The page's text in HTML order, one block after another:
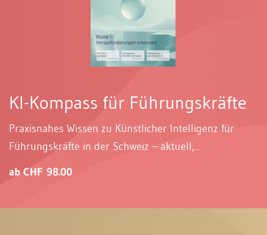
KI-Kompass für Führungskräfte
Praxisnahes Wissen zu Künstlicher Intelligenz für
Führungskräfte in der Schweiz – aktuell,...
ab CHF 98.00